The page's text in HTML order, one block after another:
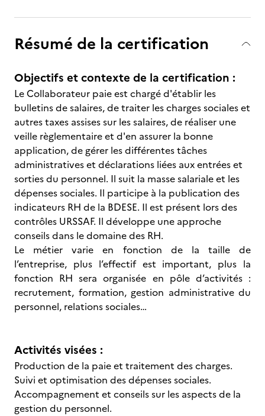
Résumé de la certification
Objectifs et contexte de la certification :
Le Collaborateur paie est chargé d'établir les
bulletins de salaires, de traiter les charges sociales et
autres taxes assises sur les salaires, de réaliser une
veille règlementaire et d'en assurer la bonne
application, de gérer les différentes tâches
administratives et déclarations liées aux entrées et
sorties du personnel. Il suit la masse salariale et les
dépenses sociales. Il participe à la publication des
indicateurs RH de la BDESE. Il est présent lors des
contrôles URSSAF. Il développe une approche
conseils dans le domaine des RH.
Le métier varie en fonction de la taille de
l’entreprise, plus l’effectif est important, plus la
fonction RH sera organisée en pôle d’activités :
recrutement, formation, gestion administrative du
personnel, relations sociales…
Activités visées :
Production de la paie et traitement des charges.
Suivi et optimisation des dépenses sociales.
Accompagnement et conseils sur les aspects de la
gestion du personnel.